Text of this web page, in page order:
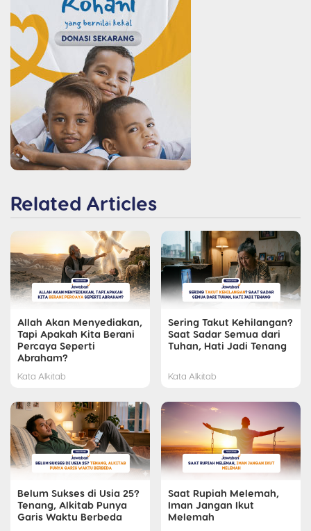
Related Articles
Allah Akan Menyediakan,
Tapi Apakah Kita Berani
Percaya Seperti
Abraham?
Kata Alkitab
Sering Takut Kehilangan?
Saat Sadar Semua dari
Tuhan, Hati Jadi Tenang
Kata Alkitab
Belum Sukses di Usia 25?
Tenang, Alkitab Punya
Garis Waktu Berbeda
Saat Rupiah Melemah,
Iman Jangan Ikut
Melemah